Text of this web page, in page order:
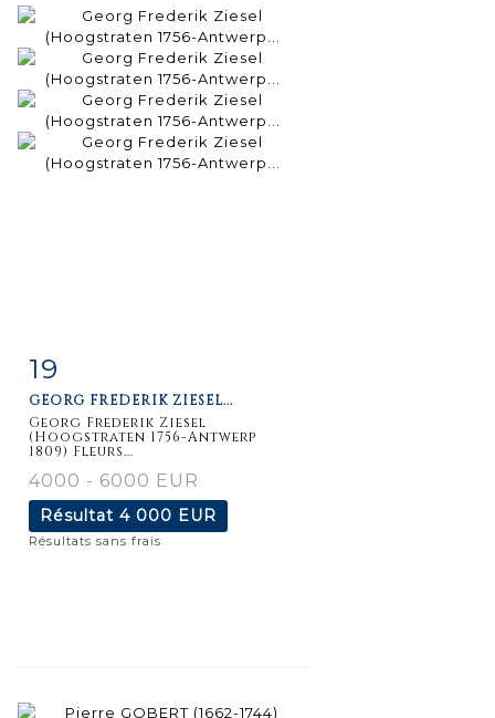
19
GEORG FREDERIK ZIESEL...
Georg Frederik Ziesel
(Hoogstraten 1756-Antwerp
1809) Fleurs...
4000 - 6000 EUR
Résultat 4 000 EUR
Résultats sans frais